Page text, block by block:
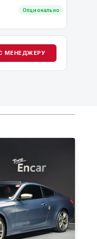
Опционально
МЕНЕДЖЕРУ